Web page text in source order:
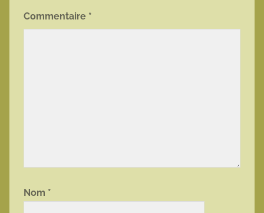
Commentaire *
Nom *